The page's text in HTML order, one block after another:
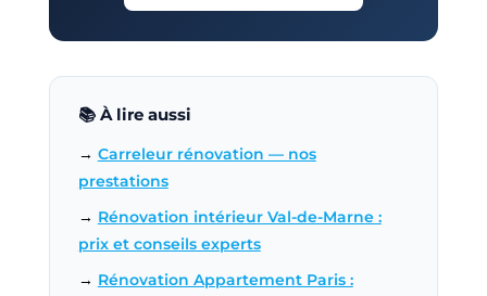
📚 À lire aussi
→ Carreleur rénovation — nos
prestations
→ Rénovation intérieur Val-de-Marne :
prix et conseils experts
→ Rénovation Appartement Paris :